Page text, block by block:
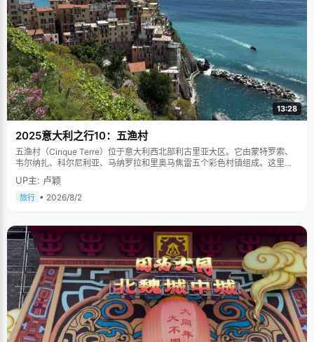
13:28
2025意大利之行10：五渔村
五渔村（Cinque Terre）位于意大利西北部利古里亚大区。它由蒙特罗索、
韦尔纳扎、科尔尼利亚、马纳罗拉和里奥马焦雷五个彩色村镇组成。这里依
山傍海，房屋色彩斑斓，1997年被列为世界文化遗产。
UP主: 卢颖
旅行 • 2026/8/2